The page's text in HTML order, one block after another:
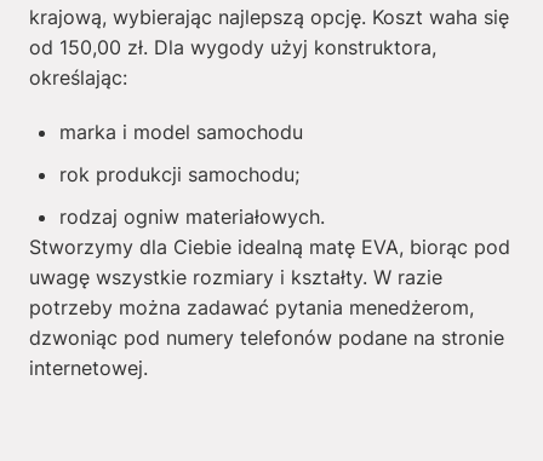
krajową, wybierając najlepszą opcję. Koszt waha się
od 150,00 zł. Dla wygody użyj konstruktora,
określając:
marka i model samochodu
rok produkcji samochodu;
rodzaj ogniw materiałowych.
Stworzymy dla Ciebie idealną matę EVA, biorąc pod
uwagę wszystkie rozmiary i kształty. W razie
potrzeby można zadawać pytania menedżerom,
dzwoniąc pod numery telefonów podane na stronie
internetowej.